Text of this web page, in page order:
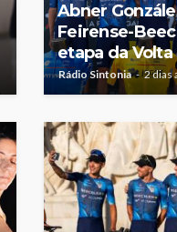
Abner
Feirense-
etapa da
Rádio Sintonia 2 dias